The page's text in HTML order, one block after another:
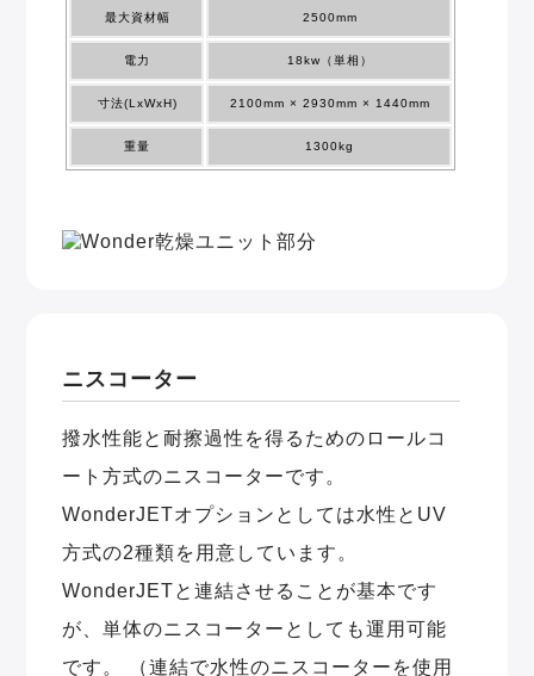
最大資材幅 2500mm
電力 18kw（単相）
寸法(LxWxH) 2100mm × 2930mm × 1440mm
重量 1300kg
ニスコーター
撥水性能と耐擦過性を得るためのロールコ
ート方式のニスコーターです。
WonderJETオプションとしては水性とUV
方式の2種類を用意しています。
WonderJETと連結させることが基本です
が、単体のニスコーターとしても運用可能
です。 （連結で水性のニスコーターを使用